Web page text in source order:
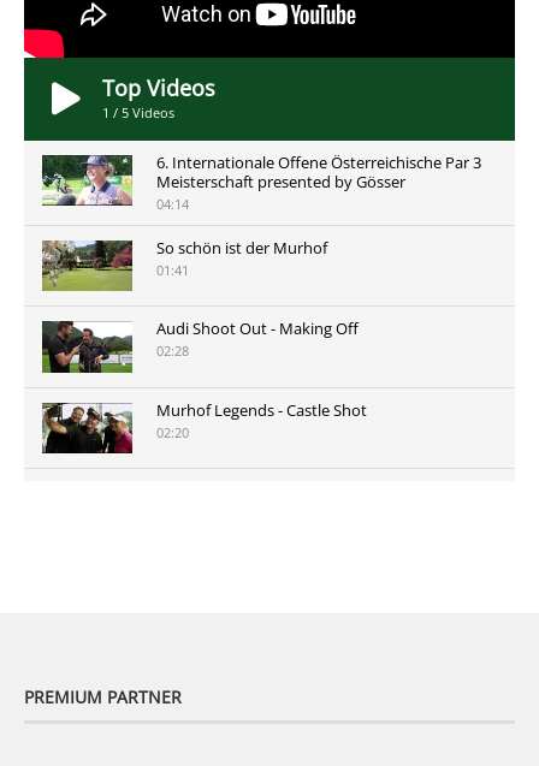
Top Videos
1 / 5 Videos
6. Internationale Offene Österreichische Par 3
Meisterschaft presented by Gösser
04:14
So schön ist der Murhof
01:41
Audi Shoot Out - Making Off
02:28
Murhof Legends - Castle Shot
02:20
PREMIUM PARTNER